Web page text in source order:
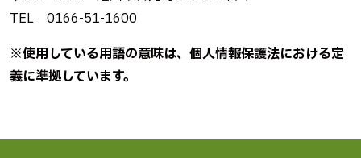
TEL 0166-51-1600
※使用している用語の意味は、個人情報保護法における定
義に準拠しています。